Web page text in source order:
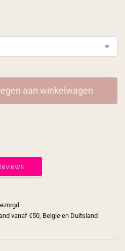
aan winkelwagen
vanaf €50, Belgie en Duitsland